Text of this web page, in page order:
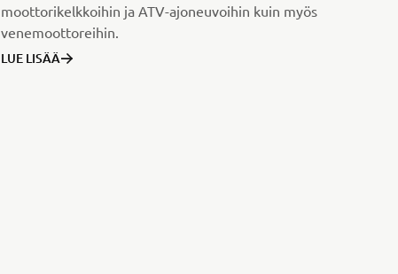
moottorikelkkoihin ja ATV-ajoneuvoihin kuin myös
venemoottoreihin.
LUE LISÄÄ